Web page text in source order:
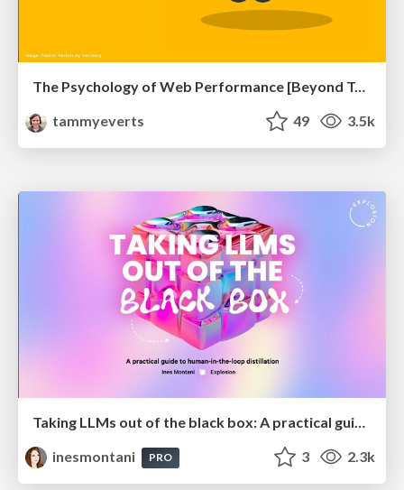
The Psychology of Web Performance [Beyond Tellerrand 2023]
tammyeverts
49 3.5k
Taking LLMs out of the black box: A practical guide to human-in-the-loop distillation
inesmontani
PRO 3 2.3k